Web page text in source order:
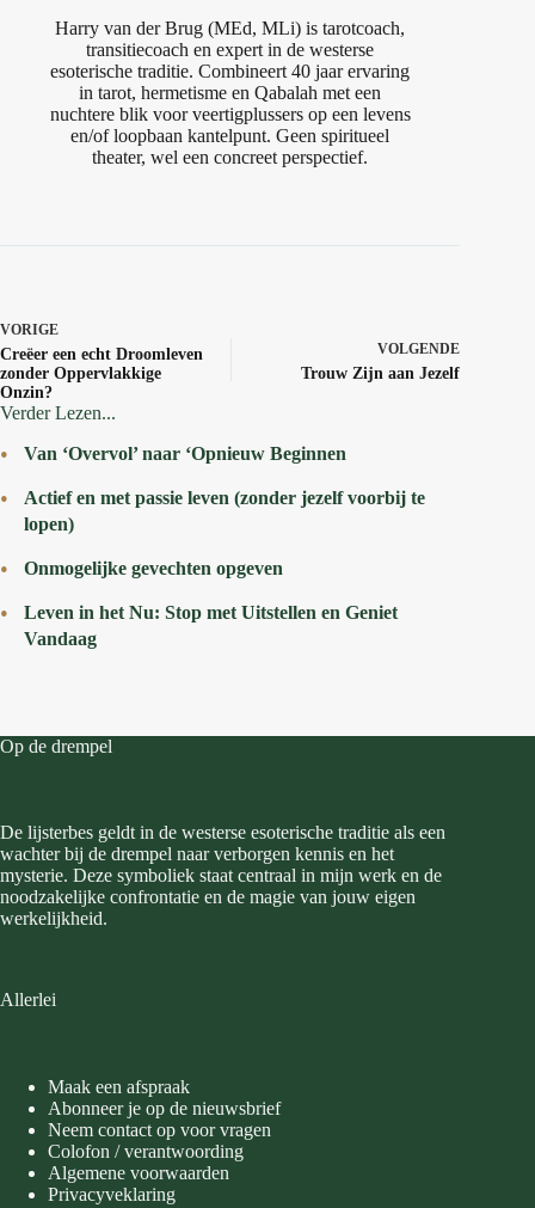
Harry van der Brug (MEd, MLi) is tarotcoach,
transitiecoach en expert in de westerse
esoterische traditie. Combineert 40 jaar ervaring
in tarot, hermetisme en Qabalah met een
nuchtere blik voor veertigplussers op een levens
en/of loopbaan kantelpunt. Geen spiritueel
theater, wel een concreet perspectief.
VORIGE
Creëer een echt Droomleven
zonder Oppervlakkige
Onzin?
VOLGENDE
Trouw Zijn aan Jezelf
Verder Lezen...
Van ‘Overvol’ naar ‘Opnieuw Beginnen
Actief en met passie leven (zonder jezelf voorbij te
lopen)
Onmogelijke gevechten opgeven
Leven in het Nu: Stop met Uitstellen en Geniet
Vandaag
Op de drempel
De lijsterbes geldt in de westerse esoterische traditie als een
wachter bij de drempel naar verborgen kennis en het
mysterie. Deze symboliek staat centraal in mijn werk en de
noodzakelijke confrontatie en de magie van jouw eigen
werkelijkheid.
Allerlei
Maak een afspraak
Abonneer je op de nieuwsbrief
Neem contact op voor vragen
Colofon / verantwoording
Algemene voorwaarden
Privacyveklaring